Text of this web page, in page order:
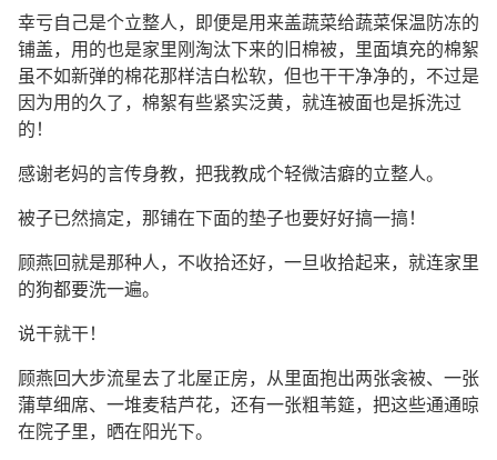
幸亏自己是个立整人，即便是用来盖蔬菜给蔬菜保温防冻的
铺盖，用的也是家里刚淘汰下来的旧棉被，里面填充的棉絮
虽不如新弹的棉花那样洁白松软，但也干干净净的，不过是
因为用的久了，棉絮有些紧实泛黄，就连被面也是拆洗过
的！
感谢老妈的言传身教，把我教成个轻微洁癖的立整人。
被子已然搞定，那铺在下面的垫子也要好好搞一搞！
顾燕回就是那种人，不收拾还好，一旦收拾起来，就连家里
的狗都要洗一遍。
说干就干！
顾燕回大步流星去了北屋正房，从里面抱出两张衾被、一张
蒲草细席、一堆麦秸芦花，还有一张粗苇筵，把这些通通晾
在院子里，晒在阳光下。